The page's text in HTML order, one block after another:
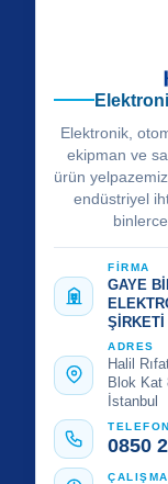
Elektronik,
ekipman ve
ürün
endüstriyel
FİRMA
GAYE
ŞİRKETİ
ADRES
Halil
Blok Kat
İstanbul
TELEFON
0850